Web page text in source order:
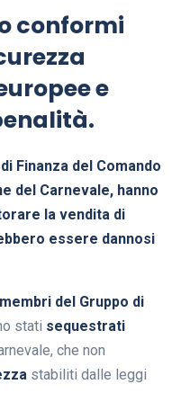
conformi
e
Finanza del Comando
del Carnevale, hanno
la vendita di
essere dannosi
membri del Gruppo di
stati sequestrati
che non
stabiliti dalle leggi